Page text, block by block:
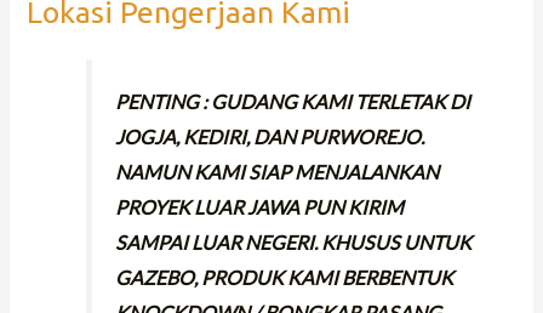
Lokasi Pengerjaan Kami
PENTING : GUDANG KAMI TERLETAK DI
JOGJA, KEDIRI, DAN PURWOREJO.
NAMUN KAMI SIAP MENJALANKAN
PROYEK LUAR JAWA PUN KIRIM
SAMPAI LUAR NEGERI. KHUSUS UNTUK
GAZEBO, PRODUK KAMI BERBENTUK